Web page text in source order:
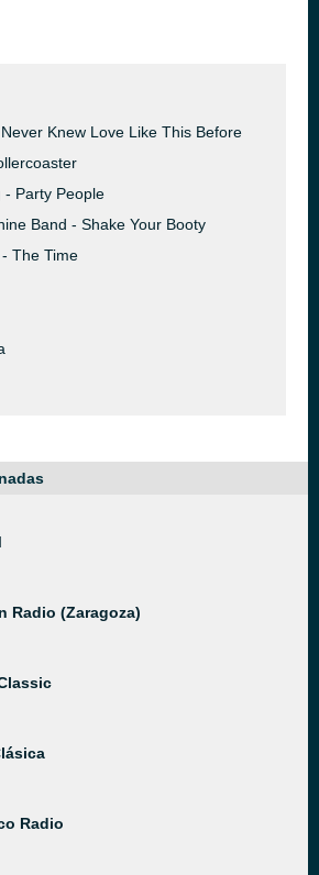
Knew Love Like This Before
- Party People
Band - Shake Your Booty
The Time
Radio (Zaragoza)
Radio